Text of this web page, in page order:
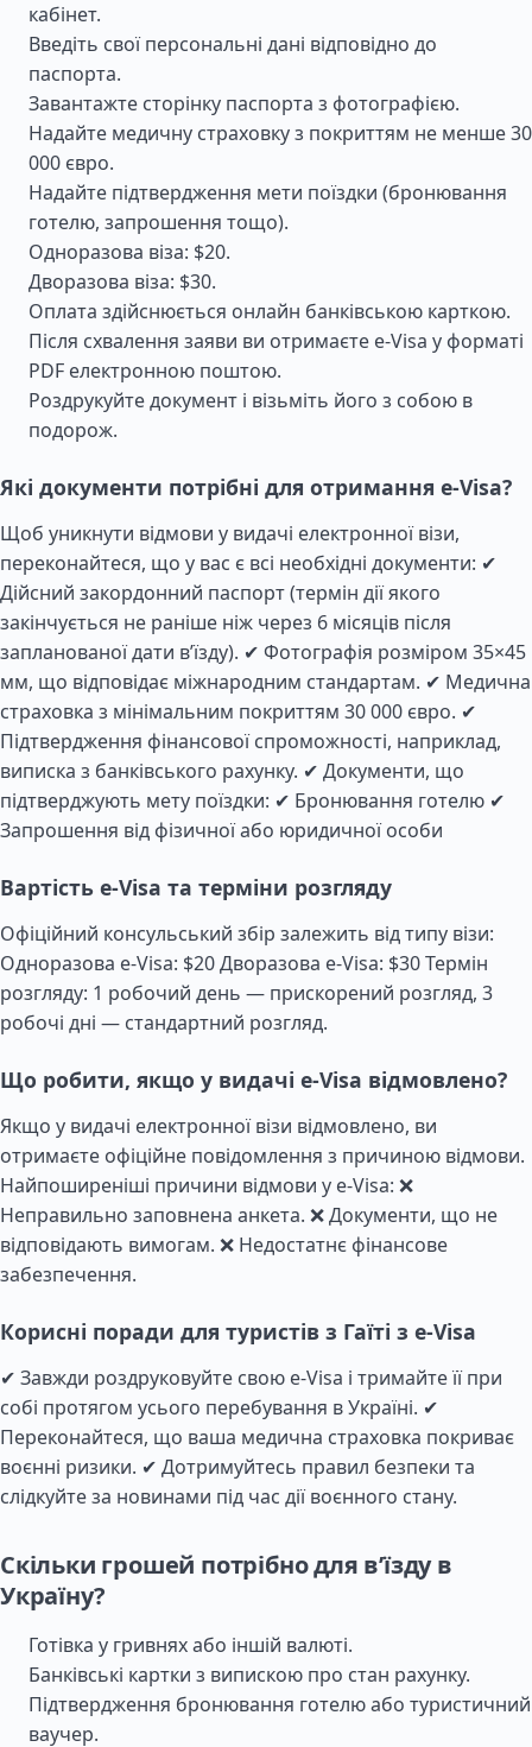
кабінет.
Введіть свої персональні дані відповідно до
паспорта.
Завантажте сторінку паспорта з фотографією.
Надайте медичну страховку з покриттям не менше 30
000 євро.
Надайте підтвердження мети поїздки (бронювання
готелю, запрошення тощо).
Одноразова віза: $20.
Дворазова віза: $30.
Оплата здійснюється онлайн банківською карткою.
Після схвалення заяви ви отримаєте e-Visa у форматі
PDF електронною поштою.
Роздрукуйте документ і візьміть його з собою в
подорож.
Які документи потрібні для отримання e-Visa?
Щоб уникнути відмови у видачі електронної візи,
переконайтеся, що у вас є всі необхідні документи: ✔
Дійсний закордонний паспорт (термін дії якого
закінчується не раніше ніж через 6 місяців після
запланованої дати в’їзду). ✔ Фотографія розміром 35×45
мм, що відповідає міжнародним стандартам. ✔ Медична
страховка з мінімальним покриттям 30 000 євро. ✔
Підтвердження фінансової спроможності, наприклад,
виписка з банківського рахунку. ✔ Документи, що
підтверджують мету поїздки: ✔ Бронювання готелю ✔
Запрошення від фізичної або юридичної особи
Вартість e-Visa та терміни розгляду
Офіційний консульський збір залежить від типу візи:
Одноразова e-Visa: $20 Дворазова e-Visa: $30 Термін
розгляду: 1 робочий день — прискорений розгляд, 3
робочі дні — стандартний розгляд.
Що робити, якщо у видачі e-Visa відмовлено?
Якщо у видачі електронної візи відмовлено, ви
отримаєте офіційне повідомлення з причиною відмови.
Найпоширеніші причини відмови у e-Visa: ❌
Неправильно заповнена анкета. ❌ Документи, що не
відповідають вимогам. ❌ Недостатнє фінансове
забезпечення.
Корисні поради для туристів з Гаїті з e-Visa
✔ Завжди роздруковуйте свою e-Visa і тримайте її при
собі протягом усього перебування в Україні. ✔
Переконайтеся, що ваша медична страховка покриває
воєнні ризики. ✔ Дотримуйтесь правил безпеки та
слідкуйте за новинами під час дії воєнного стану.
Скільки грошей потрібно для в’їзду в
Україну?
Готівка у гривнях або іншій валюті.
Банківські картки з випискою про стан рахунку.
Підтвердження бронювання готелю або туристичний
ваучер.